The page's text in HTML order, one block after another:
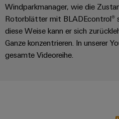
klimafreundliche
Mobilitat
im
Bahnverkehr
Schiffbau
Original
Equipment
Manufacturer
(OEM)
Services
Industrial
Service
Platform
Windparkmanager, wie die
Rotorblätter mit BLADEcontrol®
diese Weise kann er sich
Ganze konzentrieren. In unserer
gesamte Videoreihe.